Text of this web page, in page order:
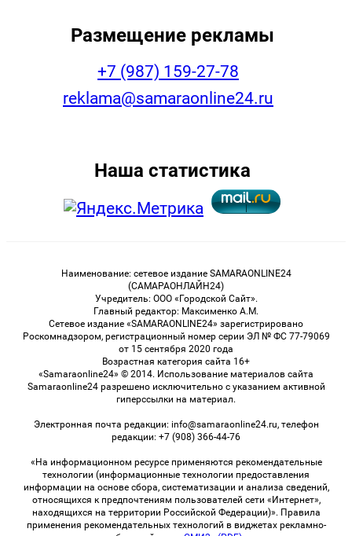
Размещение рекламы
+7 (987) 159-27-78
reklama@samaraonline24.ru
Наша статистика
Наименование: сетевое издание SAMARAONLINE24
(САМАРАОНЛАЙН24)
Учредитель: ООО «Городской Сайт».
Главный редактор: Максименко А.М.
Сетевое издание «SAMARAONLINE24» зарегистрировано
Роскомнадзором, регистрационный номер серии ЭЛ № ФС 77-79069
от 15 сентября 2020 года
Возрастная категория сайта 16+
«Samaraonline24» © 2014. Использование материалов сайта
Samaraonline24 разрешено исключительно с указанием активной
гиперссылки на материал.
Электронная почта редакции: info@samaraonline24.ru, телефон
редакции: +7 (908) 366-44-76
«На информационном ресурсе применяются рекомендательные
технологии (информационные технологии предоставления
информации на основе сбора, систематизации и анализа сведений,
относящихся к предпочтениям пользователей сети «Интернет»,
находящихся на территории Российской Федерации)». Правила
применения рекомендательных технологий в виджетах рекламно-